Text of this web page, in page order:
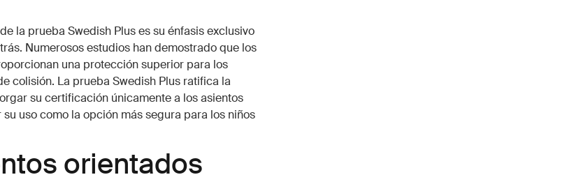
la prueba Swedish Plus es su énfasis exclusivo
Numerosos estudios han demostrado que los
una protección superior para los
colisión. La prueba Swedish Plus ratifica la
su certificación únicamente a los asientos
uso como la opción más segura para los niños
orientados